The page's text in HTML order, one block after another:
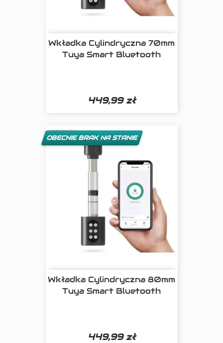
Wkładka Cylindryczna 70mm
Tuya Smart Bluetooth
449,99 zł
Wkładka Cylindryczna 80mm
Tuya Smart Bluetooth
449,99 zł
OBECNIE BRAK NA STANIE